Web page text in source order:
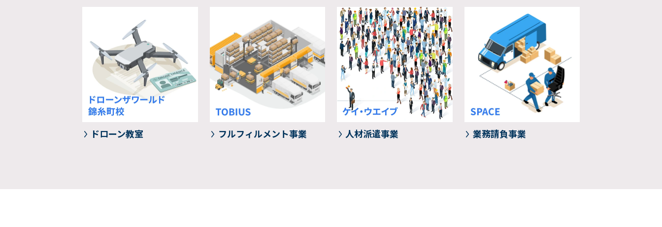
ドローン教室 フルフィルメント事業 人材派遣事業 業務請負事業